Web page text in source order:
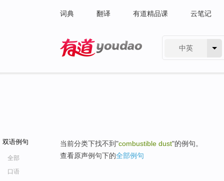
词典 翻译 有道精品课 云笔记
中英
双语例句
全部
口语
当前分类下找不到"combustible dust"的例句。
查看原声例句下的全部例句